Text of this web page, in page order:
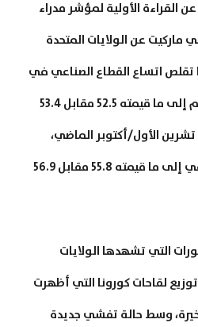
القراءة الأولية لمؤشر مدراء
ماركيت عن الولايات المتحدة
تقلص اتساع القطاع الصناعي في
أكبر دولة صناعية في العالم إلى ما قيمته 52.5 مقابل 53.4
الأول/أكتوبر الماضي،
وتقلص اتساع القطاع الخدمي إلى ما قيمته 55.8 مقابل 56.9
التي تشهدها الولايات
لقاحات كورونا التي أظهرت
وسط حالة تفشي جديدة